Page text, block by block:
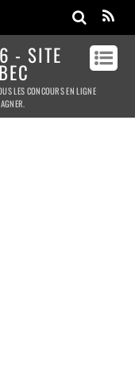
- SITE
LES CONCOURS EN LIGNE